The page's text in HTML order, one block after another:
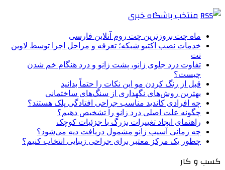
منتخب باشگاه خبری
ماه چت بروزترین چت روم آنلاین فارسی
خدمات نصب اکتیو شبکه؛ تعرفه و مراحل اجرا توسط لاوین
نت
تفاوت درد جلوی زانو، پشت زانو و درد هنگام خم شدن
چیست؟
قبل از رنگ کردن مو این نکات را حتماً بدانید
بهترین روش‌های نگهداری از سنگ‌های ساختمانی
چه افرادی کاندید مناسب جراحی افتادگی پلک هستند؟
چگونه علت اصلی درد زانو را تشخیص دهیم؟
راهنمای ایجاد تغییرات بزرگ با جزئیات کوچک
چه زمانی آسیب زانو مشمول دریافت دیه می‌شود؟
چطور یک مرکز معتبر برای جراحی زیبایی انتخاب کنیم؟
کسب و کار